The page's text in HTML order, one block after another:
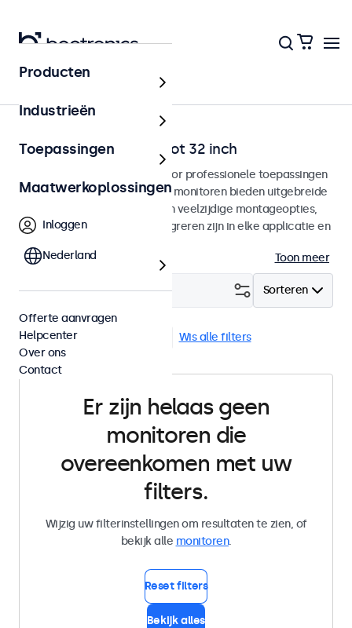
Home
BNC monitoren van 7 tot 32 inch
BNC monitoren ontworpen voor professionele toepassingen
en continu gebruik. Deze BNC monitoren bieden uitgebreide
configuratiemogelijkheden en veelzijdige montageopties,
waarmee ze naadloos te integreren zijn in elke applicatie en
Toon meer
Sorteren
Filter (0)
BNC (CVBS) Wis alle filters
Er zijn helaas geen
monitoren die
overeenkomen met uw
filters.
Wijzig uw filterinstellingen om resultaten te zien, of
bekijk alle monitoren.
Reset filters
Bekijk alles
Producten
Industrieën
Toepassingen
Maatwerkoplossingen
Inloggen
Nederland
Offerte aanvragen
Helpcenter
Over ons
Contact